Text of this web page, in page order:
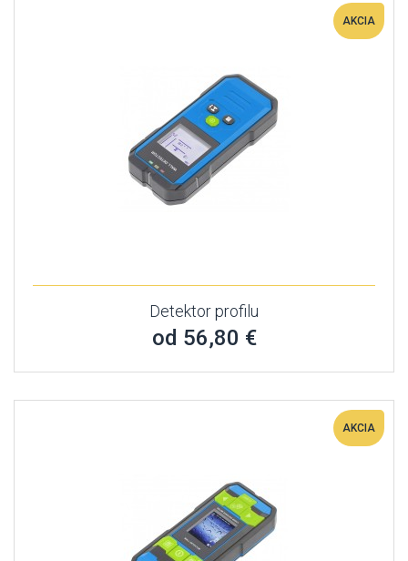
AKCIA
Detektor profilu
od 56,80 €
AKCIA